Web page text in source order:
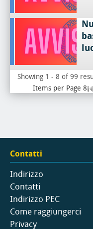
Showing 1 - 8 of 99
Items per Page 8
Contatti
Indirizzo
Contatti
Indirizzo PEC
Come raggiungerci
Privacy